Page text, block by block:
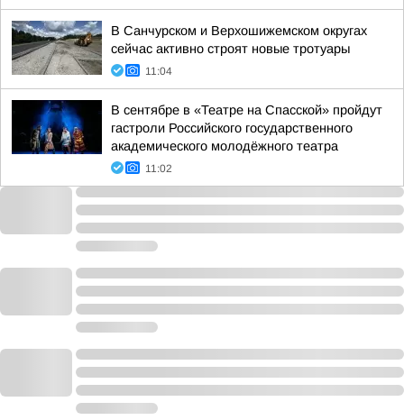
В Санчурском и Верхошижемском округах
сейчас активно строят новые тротуары
11:04
В сентябре в «Театре на Спасской» пройдут
гастроли Российского государственного
академического молодёжного театра
11:02